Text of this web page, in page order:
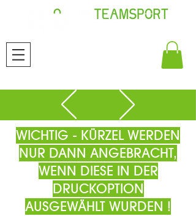
WICHTIG - KÜRZEL WERDEN
NUR DANN ANGEBRACHT,
WENN DIESE IN DER
DRUCKOPTION
AUSGEWÄHLT WURDEN !